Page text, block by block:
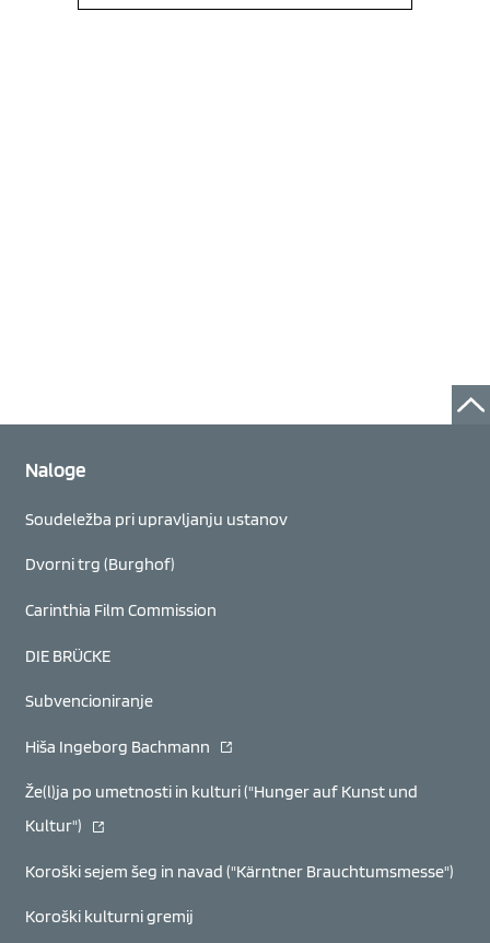
Naloge
Soudeležba pri upravljanju ustanov
Dvorni trg (Burghof)
Carinthia Film Commission
DIE BRÜCKE
Subvencioniranje
Hiša Ingeborg Bachmann (se odpre v novem oknu)
Že(l)ja po umetnosti in kulturi ("Hunger auf Kunst und
Kultur") (se odpre v novem oknu)
Koroški sejem šeg in navad ("Kärntner Brauchtumsmesse")
Koroški kulturni gremij